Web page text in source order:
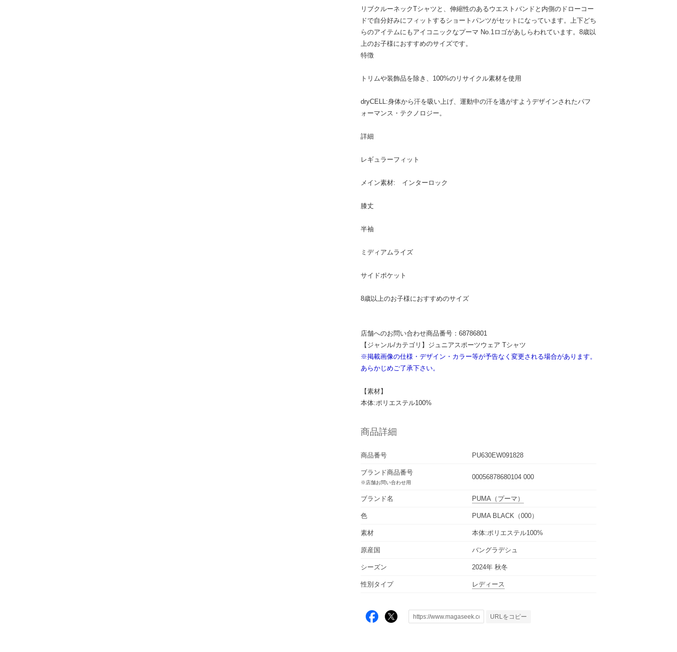
リブクルーネックTシャツと、伸縮性のあるウエストバンドと内側のドローコー
ドで自分好みにフィットするショートパンツがセットになっています。上下どち
らのアイテムにもアイコニックなプーマ No.1ロゴがあしらわれています。8歳以
上のお子様におすすめのサイズです。
特徴
トリムや装飾品を除き、100%のリサイクル素材を使用
dryCELL:身体から汗を吸い上げ、運動中の汗を逃がすようデザインされたパフ
ォーマンス・テクノロジー。
詳細
レギュラーフィット
メイン素材: インターロック
膝丈
半袖
ミディアムライズ
サイドポケット
8歳以上のお子様におすすめのサイズ
店舗へのお問い合わせ商品番号：68786801
【ジャンル/カテゴリ】ジュニアスポーツウェア Tシャツ
※掲載画像の仕様・デザイン・カラー等が予告なく変更される場合があります。
あらかじめご了承下さい。
【素材】
本体:ポリエステル100%
商品詳細
商品番号 PU630EW091828
ブランド商品番号
※店舗お問い合わせ用
00056878680104 000
ブランド名 PUMA （プーマ）
色 PUMA BLACK（000）
素材 本体:ポリエステル100%
原産国 バングラデシュ
シーズン 2024年 秋冬
性別タイプ レディース
URLをコピー